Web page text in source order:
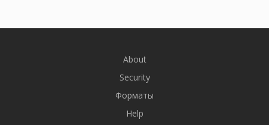
About
Security
Форматы
Help